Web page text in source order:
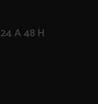
A 48 H